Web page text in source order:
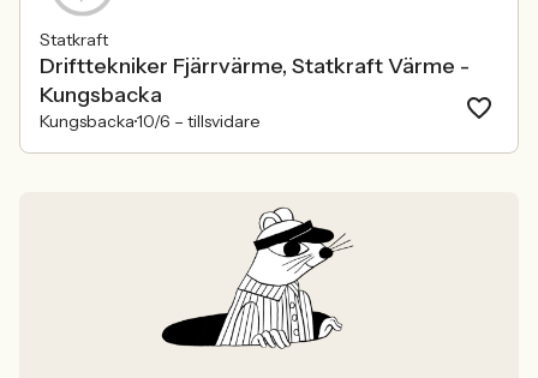
Statkraft
Drifttekniker Fjärrvärme, Statkraft Värme -
Kungsbacka
Kungsbacka10/6 – tillsvidare